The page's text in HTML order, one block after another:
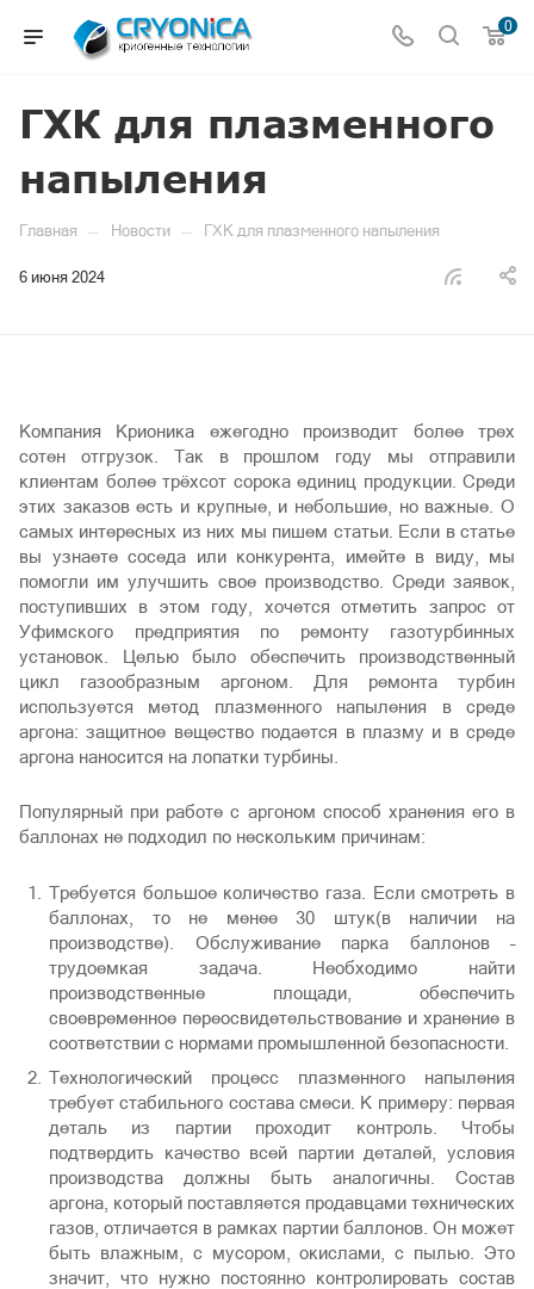
0
ГХК для плазменного
напыления
Главная — Новости — ГХК для плазменного напыления
6 июня 2024
Компания Крионика ежегодно производит более трех
сотен отгрузок. Так в прошлом году мы отправили
клиентам более трёхсот сорока единиц продукции. Среди
этих заказов есть и крупные, и небольшие, но важные. О
самых интересных из них мы пишем статьи. Если в статье
вы узнаете соседа или конкурента, имейте в виду, мы
помогли им улучшить свое производство. Среди заявок,
поступивших в этом году, хочется отметить запрос от
Уфимского предприятия по ремонту газотурбинных
установок. Целью было обеспечить производственный
цикл газообразным аргоном. Для ремонта турбин
используется метод плазменного напыления в среде
аргона: защитное вещество подается в плазму и в среде
аргона наносится на лопатки турбины.
Популярный при работе с аргоном способ хранения его в
баллонах не подходил по нескольким причинам:
Требуется большое количество газа. Если смотреть в
баллонах, то не менее 30 штук(в наличии на
производстве). Обслуживание парка баллонов –
трудоемкая задача. Необходимо найти
производственные площади, обеспечить
своевременное переосвидетельствование и хранение в
соответствии с нормами промышленной безопасности.
Технологический процесс плазменного напыления
требует стабильного состава смеси. К примеру: первая
деталь из партии проходит контроль. Чтобы
подтвердить качество всей партии деталей, условия
производства должны быть аналогичны. Состав
аргона, который поставляется продавцами технических
газов, отличается в рамках партии баллонов. Он может
быть влажным, с мусором, окислами, с пылью. Это
значит, что нужно постоянно контролировать состав